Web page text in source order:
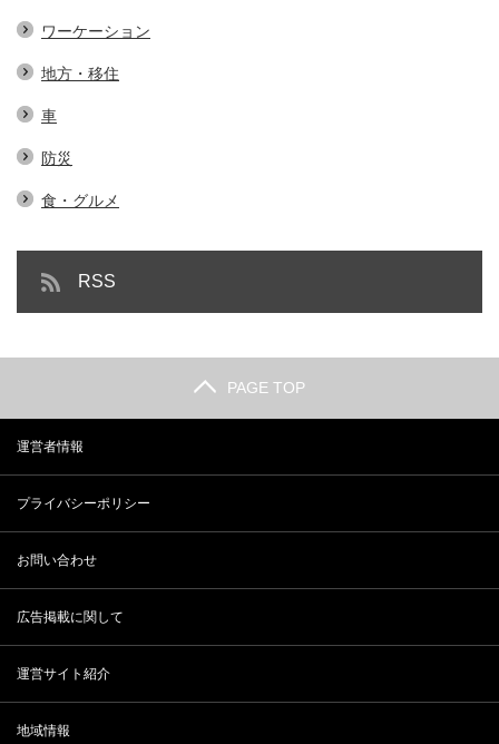
ワーケーション
地方・移住
車
防災
食・グルメ
RSS
PAGE TOP
運営者情報
プライバシーポリシー
お問い合わせ
広告掲載に関して
運営サイト紹介
地域情報